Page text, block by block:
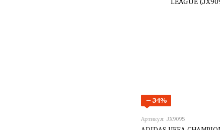
−34%
Артикул: JX9095